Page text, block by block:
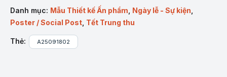
Danh mục: Mẫu Thiết kế Ấn phẩm Ngày lễ - Sự kiện
Poster / Social Post Tết Trung thu
Thẻ: A25091802